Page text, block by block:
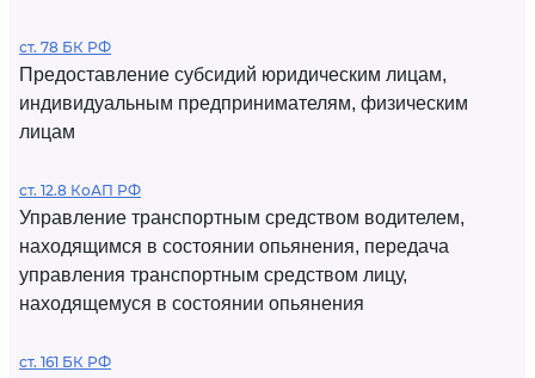
ст. 78 БК РФ
Предоставление субсидий юридическим лицам,
индивидуальным предпринимателям, физическим
лицам
ст. 12.8 КоАП РФ
Управление транспортным средством водителем,
находящимся в состоянии опьянения, передача
управления транспортным средством лицу,
находящемуся в состоянии опьянения
ст. 161 БК РФ